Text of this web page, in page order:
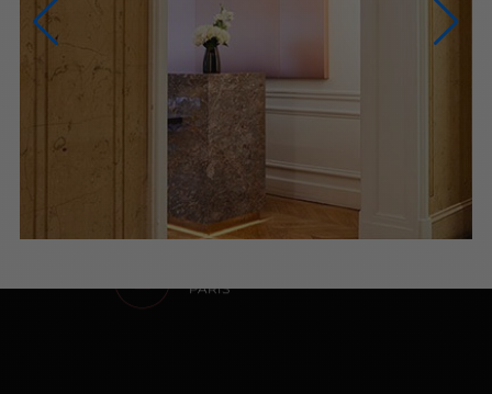
NOUS CONTACTER
NOUS APPELER
du lundi au samedi (9h-20h)
NOUS ÉCRIRE
Via le formulaire de contact
PARIS